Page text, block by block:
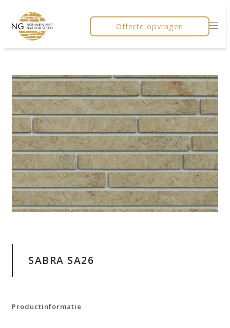
Offerte opvragen
SABRA SA26
Productinformatie